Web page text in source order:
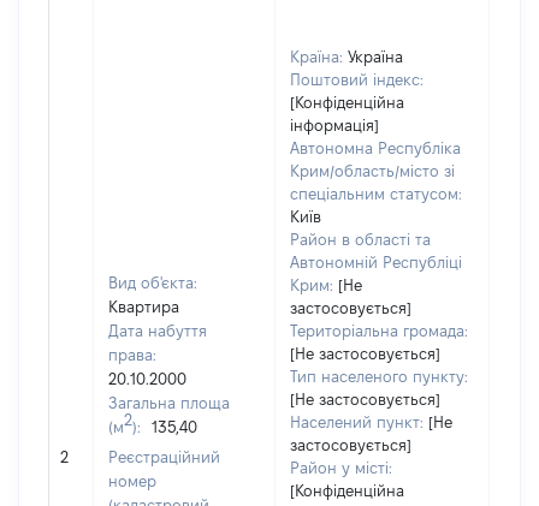
2
Вид об'єкта:
Квартира
Дата набуття
права:
20.10.2000
Загальна площа
(м2):
135,40
Реєстраційний
номер
Країна: Україна
Поштовий індекс:
[Конфіденційна
інформація]
Автономна Республіка
Крим/область/місто зі
спеціальним статусом:
Київ
Район в області та
Автономній Республіці
Крим: [Не
застосовується]
Територіальна громада:
[Не застосовується]
Тип населеного пункту:
[Не застосовується]
Населений пункт: [Не
застосовується]
Район у місті:
[Конфіденційна